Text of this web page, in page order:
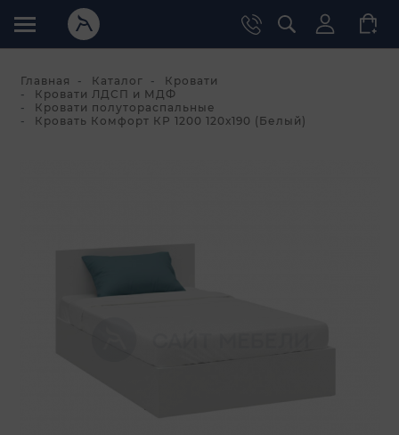
Главная Каталог
Кровати
Кровати ЛДСП и МДФ
Кровати полутораспальные
Кровать Комфорт КР 1200 120х190 (Белый)